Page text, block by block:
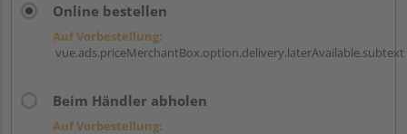
Online bestellen
Auf Vorbestellung:
vue.ads.priceMerchantBox.option.delivery.laterAvailable.subtext
Beim Händler abholen
Auf Vorbestellung: